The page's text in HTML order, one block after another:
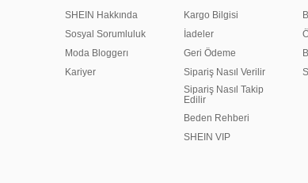
SHEIN Hakkında
Sosyal Sorumluluk
Moda Bloggerı
Kariyer
Kargo Bilgisi
İadeler
Geri Ödeme
Sipariş Nasıl Verilir
Sipariş Nasıl Takip
Edilir
Beden Rehberi
SHEIN VIP